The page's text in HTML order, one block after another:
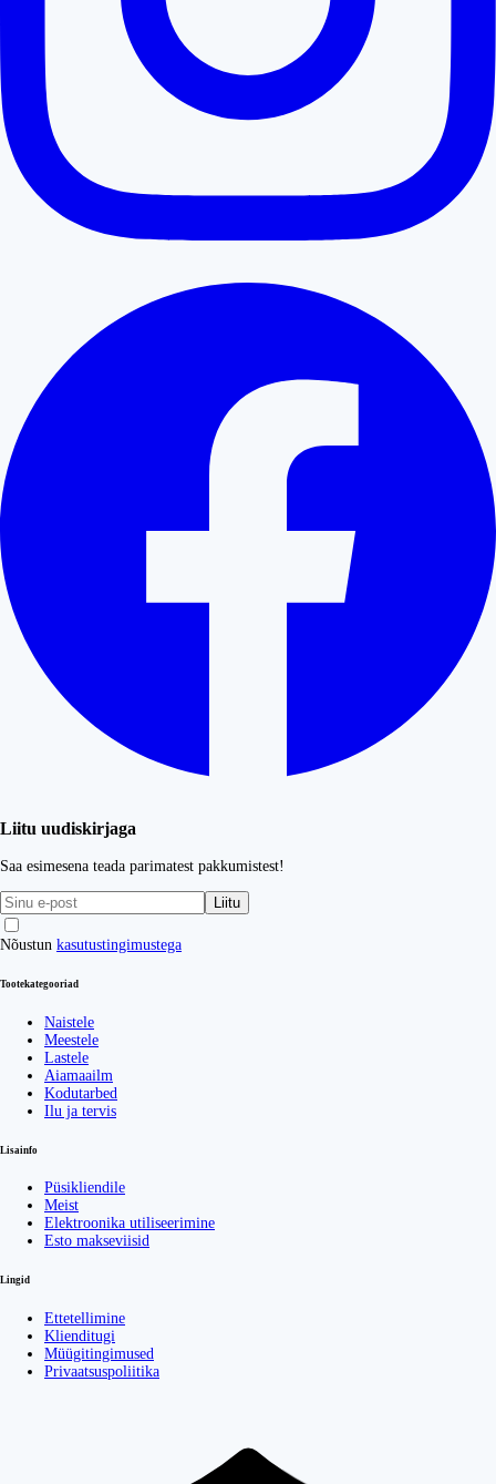
Liitu uudiskirjaga
Saa esimesena teada parimatest pakkumistest!
Liitu
Nõustun kasutustingimustega
Tootekategooriad
Naistele
Meestele
Lastele
Aiamaailm
Kodutarbed
Ilu ja tervis
Lisainfo
Püsikliendile
Meist
Elektroonika utiliseerimine
Esto makseviisid
Lingid
Ettetellimine
Klienditugi
Müügitingimused
Privaatsuspoliitika